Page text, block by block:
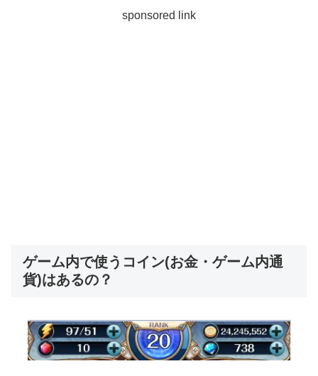
sponsored link
ゲーム内で使うコイン(お金・ゲーム内通
貨)はあるの？